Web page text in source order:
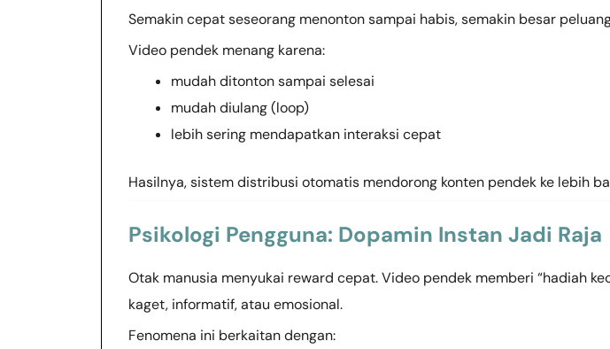
Semakin cepat seseorang menonton sampai habis, semakin besar
Video pendek menang karena:
mudah ditonton sampai selesai
mudah diulang (loop)
lebih sering mendapatkan interaksi cepat
Hasilnya, sistem distribusi otomatis mendorong konten pendek ke lebih
Psikologi Pengguna: Dopamin Instan Jadi Raja
Otak manusia menyukai reward cepat. Video pendek memberi “hadiah
kaget, informatif, atau emosional.
Fenomena ini berkaitan dengan: